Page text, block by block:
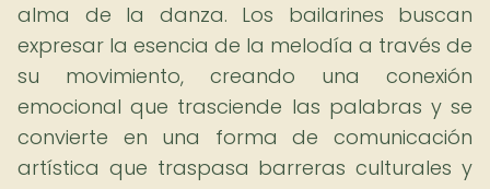
alma de la danza. Los bailarines buscan
expresar la esencia de la melodía a través de
su movimiento, creando una conexión
emocional que trasciende las palabras y se
convierte en una forma de comunicación
artística que traspasa barreras culturales y